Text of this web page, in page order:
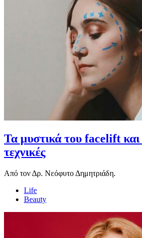
Τα μυστικά του facelift και
τεχνικές
Από τον Δρ. Νεόφυτο Δημητριάδη.
Life
Beauty